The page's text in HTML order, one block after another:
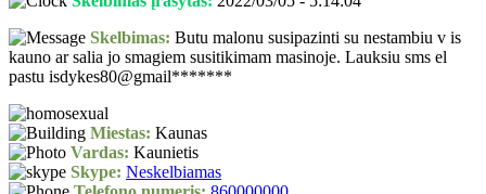
Skelbimas: Butu malonu susipazinti su nestambiu v is
kauno ar salia jo smagiem susitikimam masinoje. Lauksiu sms el
pastu isdykes80@gmail*******
Miestas: Kaunas
Vardas: Kaunietis
Skype: Neskelbiamas